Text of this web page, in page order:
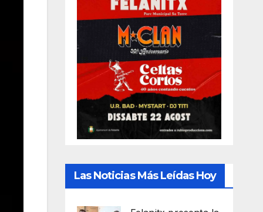
Las Noticias Más Leídas Hoy